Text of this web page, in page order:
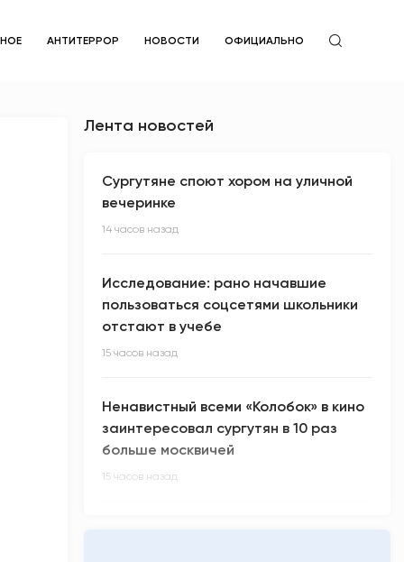
АНТИТЕРРОР НОВОСТИ ОФИЦИАЛЬНО
Лента новостей
Сургутяне споют хором на уличной
вечеринке
14 часов назад
Исследование: рано начавшие
пользоваться соцсетями школьники
отстают в учебе
15 часов назад
Ненавистный всеми «Колобок» в кино
заинтересовал сургутян в 10 раз
больше москвичей
15 часов назад